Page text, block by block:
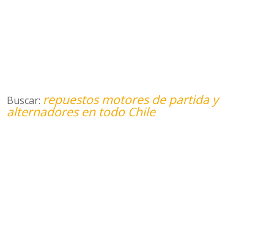
Buscar: repuestos motores de partida y
alternadores en todo Chile